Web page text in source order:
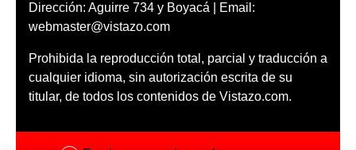
Dirección: Aguirre 734 y Boyacá | Email:
webmaster@vistazo.com
Prohibida la reproducción total, parcial y traducción a
cualquier idioma, sin autorización escrita de su
titular, de todos los contenidos de Vistazo.com.